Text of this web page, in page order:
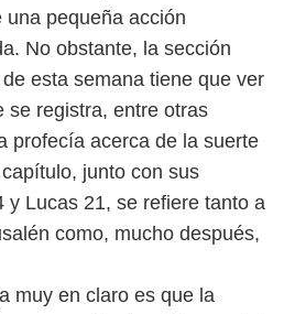
pequeña acción
No obstante, la sección
esta semana tiene que ver
se registra, entre otras
profecía acerca de la suerte
junto con sus
y Lucas 21, se refiere tanto a
como, mucho después,
muy en claro es que la